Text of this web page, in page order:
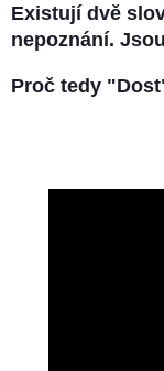
Existují dvě
nepoznání.
Proč tedy